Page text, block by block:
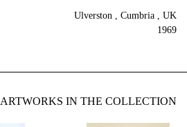
Ulverston , Cumbria , UK
1969
ARTWORKS IN THE COLLECTION